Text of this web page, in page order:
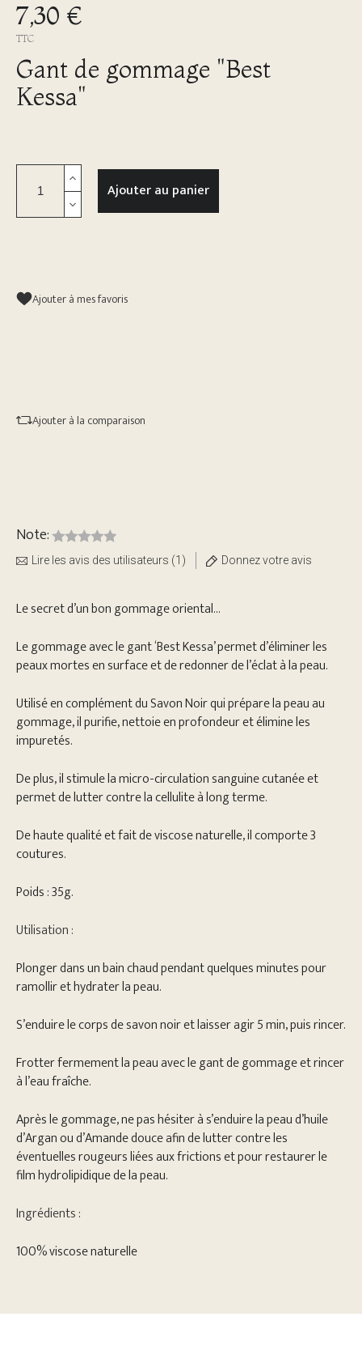
7,30 €
TTC
Gant de gommage "Best
Kessa"
Ajouter au panier
Ajouter à mes favoris
Ajouter à la comparaison
Note:
Lire les avis des utilisateurs (1) Donnez votre avis
Le secret d’un bon gommage oriental...
Le gommage avec le gant ‘Best Kessa’ permet d’éliminer les
peaux mortes en surface et de redonner de l’éclat à la peau.
Utilisé en complément du Savon Noir qui prépare la peau au
gommage, il purifie, nettoie en profondeur et élimine les
impuretés.
De plus, il stimule la micro-circulation sanguine cutanée et
permet de lutter contre la cellulite à long terme.
De haute qualité et fait de viscose naturelle, il comporte 3
coutures.
Poids : 35g.
Utilisation :
Plonger dans un bain chaud pendant quelques minutes pour
ramollir et hydrater la peau.
S’enduire le corps de savon noir et laisser agir 5 min, puis rincer.
Frotter fermement la peau avec le gant de gommage et rincer
à l’eau fraîche.
Après le gommage, ne pas hésiter à s’enduire la peau d’huile
d’Argan ou d’Amande douce afin de lutter contre les
éventuelles rougeurs liées aux frictions et pour restaurer le
film hydrolipidique de la peau.
Ingrédients:
100% viscose naturelle